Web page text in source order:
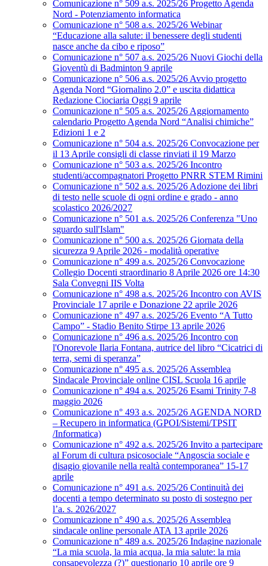
Comunicazione n° 509 a.s. 2025/26 Progetto Agenda
Nord - Potenziamento informatica
Comunicazione n° 508 a.s. 2025/26 Webinar
“Educazione alla salute: il benessere degli studenti
nasce anche da cibo e riposo”
Comunicazione n° 507 a.s. 2025/26 Nuovi Giochi della
Gioventù di Badminton 9 aprile
Comunicazione n° 506 a.s. 2025/26 Avvio progetto
Agenda Nord “Giornalino 2.0” e uscita didattica
Redazione Ciociaria Oggi 9 aprile
Comunicazione n° 505 a.s. 2025/26 Aggiornamento
calendario Progetto Agenda Nord “Analisi chimiche”
Edizioni 1 e 2
Comunicazione n° 504 a.s. 2025/26 Convocazione per
il 13 Aprile consigli di classe rinviati il 19 Marzo
Comunicazione n° 503 a.s. 2025/26 Incontro
studenti/accompagnatori Progetto PNRR STEM Rimini
Comunicazione n° 502 a.s. 2025/26 Adozione dei libri
di testo nelle scuole di ogni ordine e grado - anno
scolastico 2026/2027
Comunicazione n° 501 a.s. 2025/26 Conferenza "Uno
sguardo sull'Islam"
Comunicazione n° 500 a.s. 2025/26 Giornata della
sicurezza 9 Aprile 2026 - modalità operative
Comunicazione n° 499 a.s. 2025/26 Convocazione
Collegio Docenti straordinario 8 Aprile 2026 ore 14:30
Sala Convegni IIS Volta
Comunicazione n° 498 a.s. 2025/26 Incontro con AVIS
Provinciale 17 aprile e Donazione 22 aprile 2026
Comunicazione n° 497 a.s. 2025/26 Evento “A Tutto
Campo” - Stadio Benito Stirpe 13 aprile 2026
Comunicazione n° 496 a.s. 2025/26 Incontro con
l'Onorevole Ilaria Fontana, autrice del libro “Cicatrici di
terra, semi di speranza”
Comunicazione n° 495 a.s. 2025/26 Assemblea
Sindacale Provinciale online CISL Scuola 16 aprile
Comunicazione n° 494 a.s. 2025/26 Esami Trinity 7-8
maggio 2026
Comunicazione n° 493 a.s. 2025/26 AGENDA NORD
– Recupero in informatica (GPOI/Sistemi/TPSIT
/Informatica)
Comunicazione n° 492 a.s. 2025/26 Invito a partecipare
al Forum di cultura psicosociale “Angoscia sociale e
disagio giovanile nella realtà contemporanea” 15-17
aprile
Comunicazione n° 491 a.s. 2025/26 Continuità dei
docenti a tempo determinato su posto di sostegno per
l’a. s. 2026/2027
Comunicazione n° 490 a.s. 2025/26 Assemblea
sindacale online personale ATA 13 aprile 2026
Comunicazione n° 489 a.s. 2025/26 Indagine nazionale
“La mia scuola, la mia acqua, la mia salute: la mia
consapevolezza (?)” questionario 10 aprile ore 9